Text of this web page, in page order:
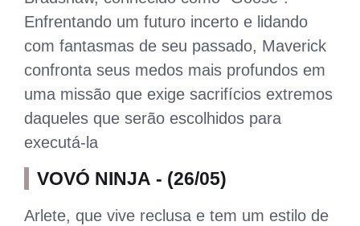
Enfrentando um futuro incerto e lidando
com fantasmas de seu passado, Maverick
confronta seus medos mais profundos em
uma missão que exige sacrifícios extremos
daqueles que serão escolhidos para
executá-la
VOVÓ NINJA - (26/05)
Arlete, que vive reclusa e tem um estilo de